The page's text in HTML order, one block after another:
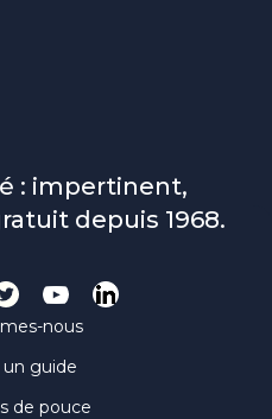
: impertinent,
depuis 1968.
nous
guide
de pouce